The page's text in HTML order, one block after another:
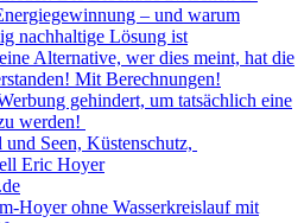
– und warum
nachhaltige Lösung ist
Alternative, wer dies meint, hat die
Mit Berechnungen!
gehindert, um tatsächlich eine
werden!
Seen, Küstenschutz,
Eric Hoyer
Hoyer ohne Wasserkreislauf mit